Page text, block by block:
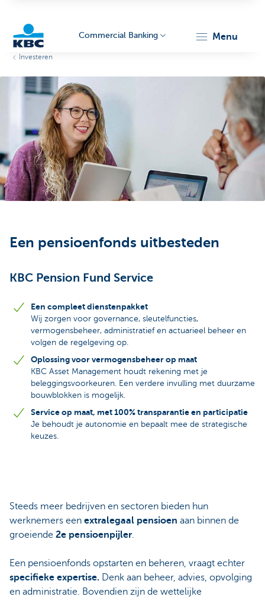
Corporate
Commercial Banking menu
Investeren
Een pensioenfonds uitbesteden
KBC Pension Fund Service
Een compleet dienstenpakket
Wij zorgen voor governance, sleutelfuncties,
vermogensbeheer, administratief en actuarieel beheer en
volgen de regelgeving op.
Oplossing voor vermogensbeheer op maat
KBC Asset Management houdt rekening met je
beleggingsvoorkeuren. Een verdere invulling met duurzame
bouwblokken is mogelijk.
Service op maat, met 100% transparantie en participatie
Je behoudt je autonomie en bepaalt mee de strategische
keuzes.
Steeds meer bedrijven en sectoren bieden hun
werknemers een extralegaal pensioen aan binnen de
groeiende 2e pensioenpijler.
Een pensioenfonds opstarten en beheren, vraagt echter
specifieke expertise. Denk aan beheer, advies, opvolging
en administratie. Bovendien zijn de wettelijke